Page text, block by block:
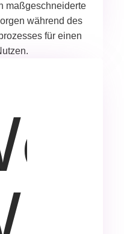
maßgeschneiderte
während des
für einen